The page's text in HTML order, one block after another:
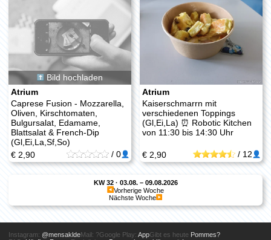
Bild hochladen
Atrium
Caprese Fusion - Mozzarella,
Oliven, Kirschtomaten,
Bulgursalat, Edamame,
Blattsalat & French-Dip
(Gl,Ei,La,Sf,So)
€ 2,90
/ 0
Atrium
Kaiserschmarrn mit
verschiedenen Toppings
(Gl,Ei,La) ⏰ Robotic Kitchen
von 11:30 bis 14:30 Uhr
€ 2,90 / 12
Vorherige Woche
KW 32 · 03.08. – 09.08.2026
Nächste Woche
Instagram: @mensakldeMail: ?Google Play: AppGibt es heute Pommes?